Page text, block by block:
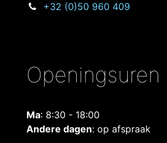
+32 (0)50 960 409
Openingsuren
Ma: 8:30 - 18:00
Andere dagen: op afspraak